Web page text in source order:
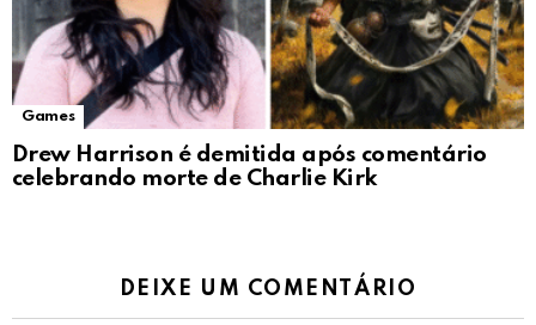
Games
Drew Harrison é demitida após comentário
celebrando morte de Charlie Kirk
DEIXE UM COMENTÁRIO